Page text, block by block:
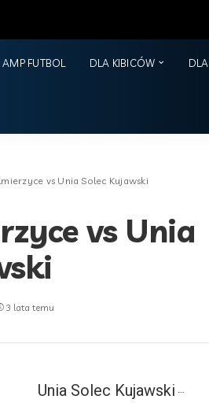
AMP FUTBOL DLA KIBICÓW
vs Unia Solec Kujawski
vs Unia
3 lata temu
Unia Solec Kujawski